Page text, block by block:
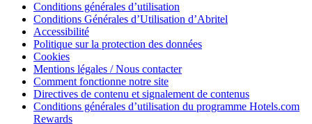
Conditions générales d’utilisation
Conditions Générales d’Utilisation d’Abritel
Accessibilité
Politique sur la protection des données
Cookies
Mentions légales / Nous contacter
Comment fonctionne notre site
Directives de contenu et signalement de contenus
Conditions générales d’utilisation du programme Hotels.com
Rewards